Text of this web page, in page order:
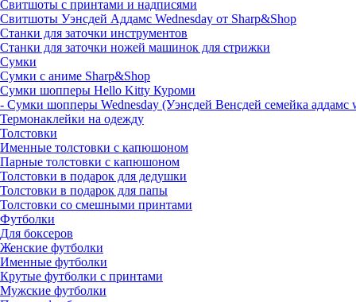
Свитшоты с принтами и надписями
Свитшоты Уэнсдей Аддамс Wednesday от Sharp&Shop
Станки для заточки инструментов
Станки для заточки ножей машинок для стрижки
Сумки
Сумки с аниме Sharp&Shop
Сумки шопперы Hello Kitty Куроми
- Сумки шопперы Wednesday (Уэнсдей Венсдей семейка аддамс
Термонаклейки на одежду
Толстовки
Именные толстовки с капюшоном
Парные толстовки с капюшоном
Толстовки в подарок для дедушки
Толстовки в подарок для папы
Толстовки со смешными принтами
Футболки
Для боксеров
Женские футболки
Именные футболки
Крутые футболки с принтами
Мужские футболки